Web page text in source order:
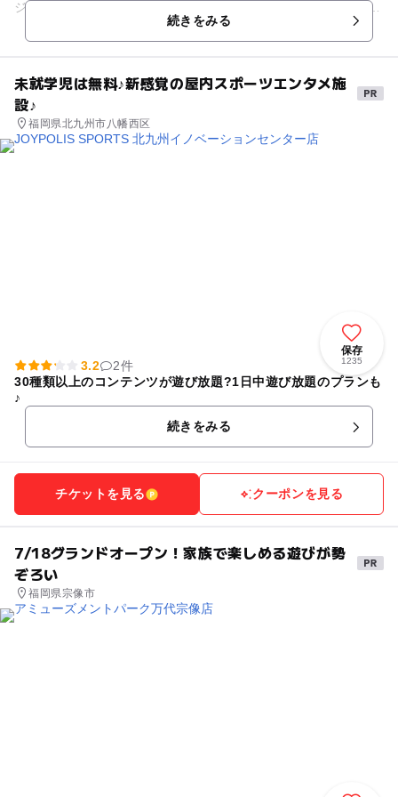
ジェットコースターなど多数のアトラクション、 名物「あひる
続きをみる
未就学児は無料♪新感覚の屋内スポーツエンタメ施
設♪
福岡県北九州市八幡西区
保存
1235
3.2
2件
30種類以上のコンテンツが遊び放題?1日中遊び放題のプランも
♪
続きをみる
チケットを見る クーポンを見る
7/18グランドオープン！家族で楽しめる遊びが勢
ぞろい
福岡県宗像市